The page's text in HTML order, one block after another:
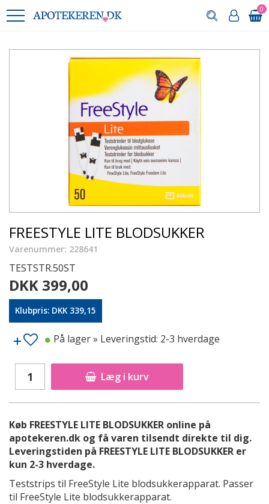
0
FREESTYLE LITE BLODSUKKER
Varenummer: 228641
TESTSTR.50ST
DKK 399,00
Klubpris: DKK 339,15
Læg i kurv
På lager» Leveringstid: 2-3 hverdage
Køb FREESTYLE LITE BLODSUKKER online på
apotekeren.dk og få varen tilsendt direkte til dig.
Leveringstiden på FREESTYLE LITE BLODSUKKER er
kun 2-3 hverdage.
Teststrips til FreeStyle Lite blodsukkerapparat. Passer
til FreeStyle Lite blodsukkerapparat.